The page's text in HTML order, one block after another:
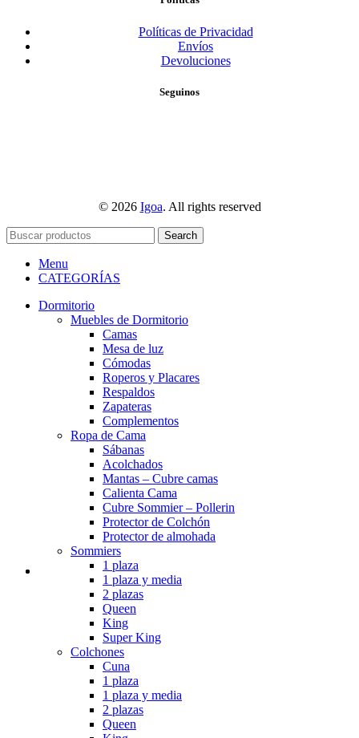
Políticas de Privacidad
Envíos
Devoluciones
Seguinos
© 2026 Igoa. All rights reserved
Search
Menu
CATEGORÍAS
Dormitorio
Muebles de Dormitorio
Camas
Mesa de luz
Cómodas
Roperos y Placares
Respaldos
Zapateras
Complementos
Ropa de Cama
Sábanas
Acolchados
Mantas – Cubre camas
Calienta Cama
Cubre Sommier – Pollerin
Protector de Colchón
Protector de almohada
Sommiers
1 plaza
1 plaza y media
2 plazas
Queen
King
Super King
Colchones
Cuna
1 plaza
1 plaza y media
2 plazas
Queen